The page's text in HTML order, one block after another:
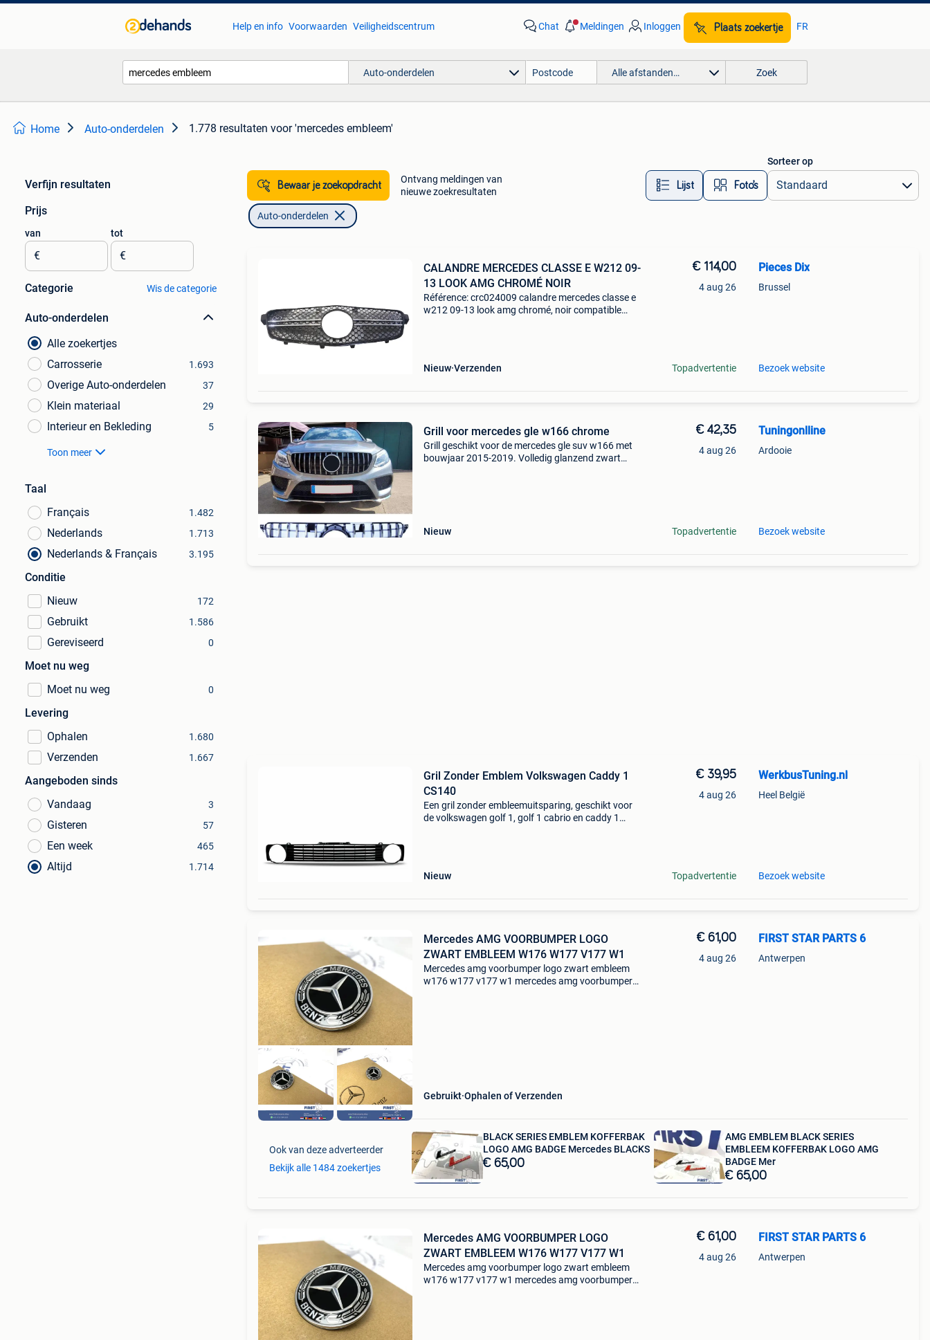
Help en info Voorwaarden Veiligheidscentrum Chat Meldingen Inloggen Plaats zoekertje FR
Auto-onderdelen Alle afstanden… Zoek
Home Auto-onderdelen 1.778 resultaten voor 'mercedes embleem'
Verfijn resultaten
Prijs
van
€
tot
€
Categorie Wis de categorie
Auto-onderdelen
Alle zoekertjes
Carrosserie
1.693
Overige Auto-onderdelen 37
Klein materiaal 29
Interieur en Bekleding 5
Toon meer
Taal
Français
1.482
Nederlands 1.713
Nederlands & Français 3.195
Conditie
Nieuw
172
Gebruikt 1.586
Gereviseerd 0
Moet nu weg
Moet nu weg
0
Levering
Ophalen
1.680
Verzenden 1.667
Aangeboden sinds
Vandaag
3
Gisteren 57
Een week 465
Altijd 1.714
Bewaar je zoekopdracht
Ontvang meldingen van
nieuwe zoekresultaten
Lijst Foto’s
Sorteer op
Auto-onderdelen
CALANDRE MERCEDES CLASSE E W212 09-
13 LOOK AMG CHROMÉ NOIR
Référence: crc024009 calandre mercedes classe e
w212 09-13 look amg chromé, noir compatible
Nieuw Verzenden
€ 114,00
4 aug 26
Topadvertentie
Pieces Dix
Brussel
Bezoek website
Grill voor mercedes gle w166 chrome
Grill geschikt voor de mercedes gle suv w166 met
bouwjaar 2015-2019. Volledig glanzend zwart
Nieuw
€ 42,35
4 aug 26
Topadvertentie
Tuningonlline
Ardooie
Bezoek website
Gril Zonder Emblem Volkswagen Caddy 1
CS140
Een gril zonder embleemuitsparing, geschikt voor
de volkswagen golf 1, golf 1 cabrio en caddy 1
Nieuw
€ 39,95
4 aug 26
Topadvertentie
WerkbusTuning.nl
Heel België
Bezoek website
Mercedes AMG VOORBUMPER LOGO
ZWART EMBLEEM W176 W177 V177 W1
Mercedes amg voorbumper logo zwart embleem
w176 w177 v177 w1 mercedes amg voorbumper
Gebruikt Ophalen of Verzenden
€ 61,00
4 aug 26
FIRST STAR PARTS 6
Antwerpen
Ook van deze adverteerder
Bekijk alle 1484 zoekertjes
BLACK SERIES EMBLEM KOFFERBAK
LOGO AMG BADGE Mercedes BLACKS
€ 65,00
AMG EMBLEM BLACK SERIES
EMBLEEM KOFFERBAK LOGO AMG
BADGE Mer
€ 65,00
Mercedes AMG VOORBUMPER LOGO
ZWART EMBLEEM W176 W177 V177 W1
Mercedes amg voorbumper logo zwart embleem
w176 w177 v177 w1 mercedes amg voorbumper
€ 61,00
4 aug 26
FIRST STAR PARTS 6
Antwerpen